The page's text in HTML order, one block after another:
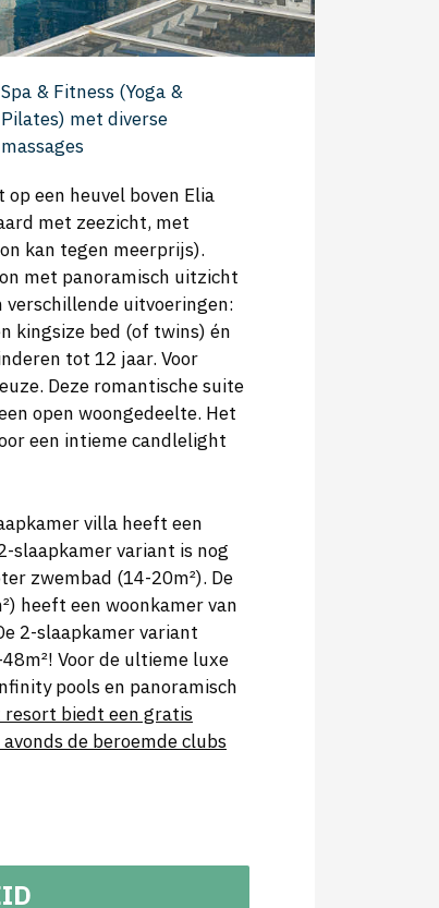
Spa & Fitness (Yoga &
Pilates) met diverse
massages
een heuvel boven Elia
met zeezicht, met
kan tegen meerprijs).
met panoramisch uitzicht
verschillende uitvoeringen:
kingsize bed (of twins) én
tot 12 jaar. Voor
Deze romantische suite
open woongedeelte. Het
een intieme candlelight
villa heeft een
slaapkamer variant is nog
zwembad (14-20m²). De
heeft een woonkamer van
2-slaapkamer variant
Voor de ultieme luxe
pools en panoramisch
resort biedt een gratis
de beroemde clubs